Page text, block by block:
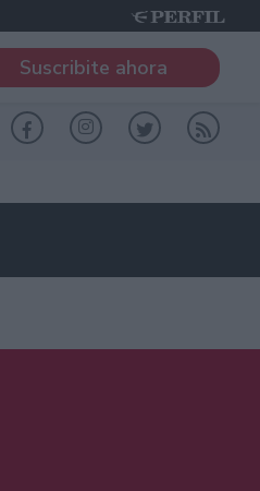
Suscribite ahora